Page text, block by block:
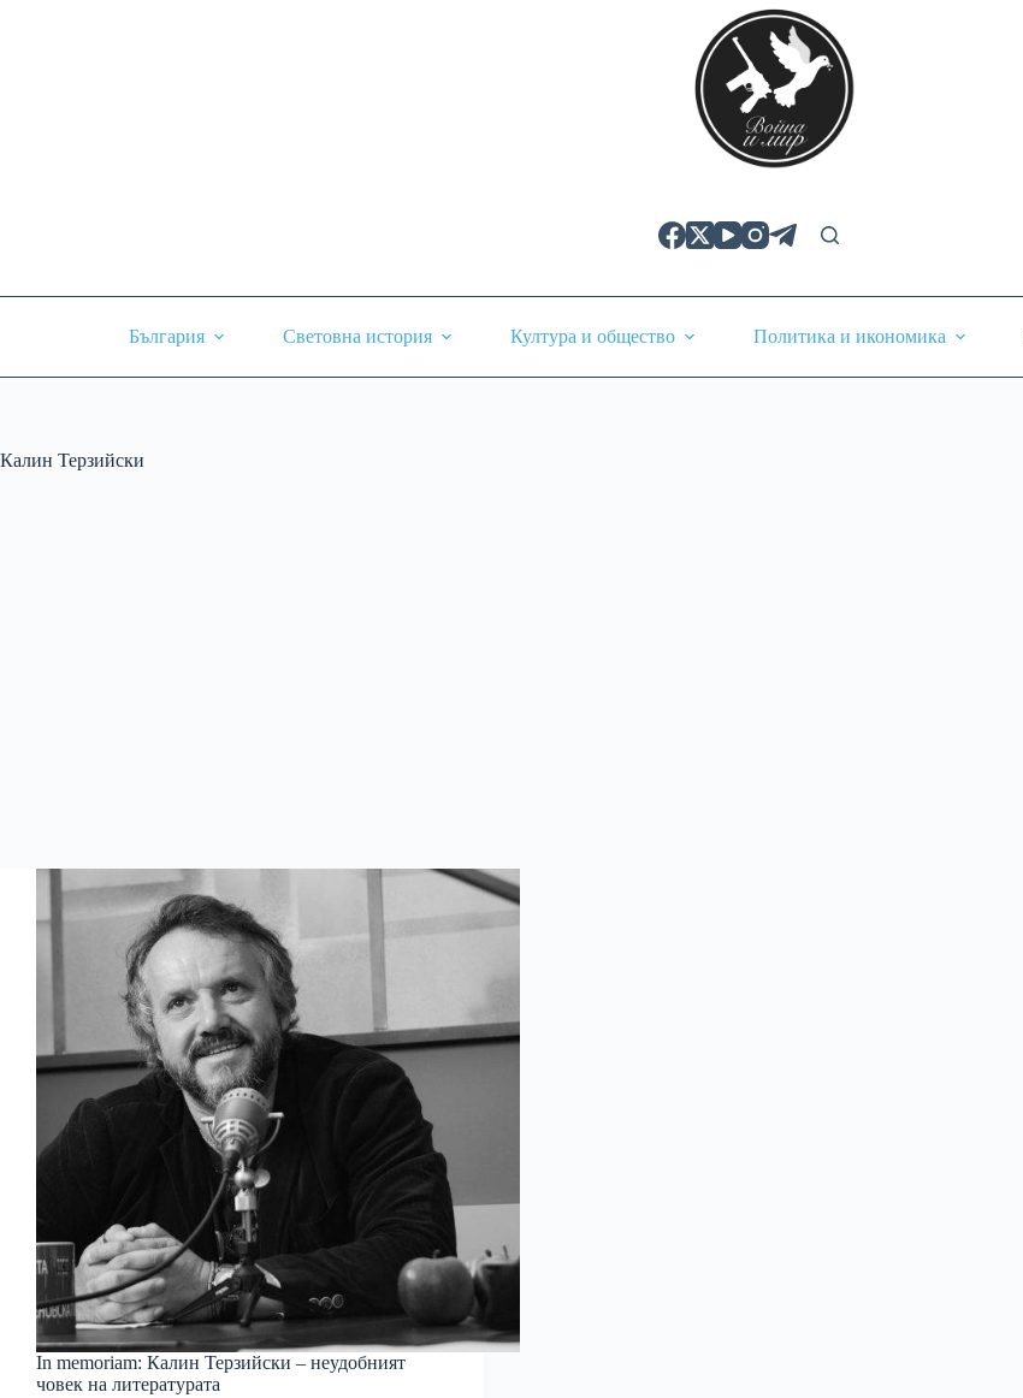
България Световна история Култура и общество Политика и икономика
Калин Терзийски
In memoriam: Калин Терзийски – неудобният
човек на литературата